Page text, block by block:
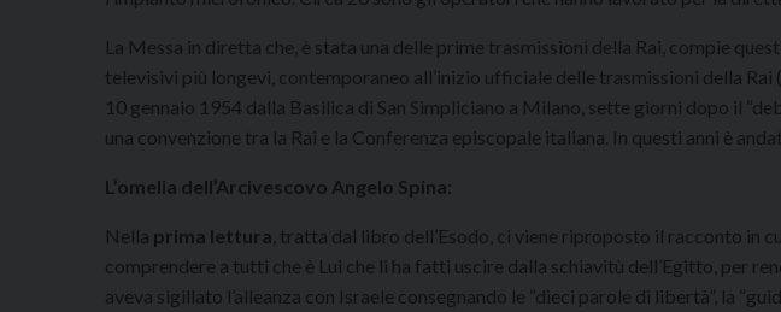
La Messa in diretta che, è stata una delle prime trasmissioni della Rai, compie
televisivi più longevi, contemporaneo all’inizio ufficiale delle trasmissioni della
10 gennaio 1954 dalla Basilica di San Simpliciano a Milano, sette giorni dopo il
una convenzione tra la Rai e la Conferenza episcopale italiana. In questi anni è
L’omelia dell’Arcivescovo Angelo Spina:
Nella prima lettura , tratta dal libro dell’Esodo, ci viene riproposto il racconto in
comprendere a tutti che è Lui che li ha fatti uscire dalla schiavitù dell’Egitto, per
aveva sigillato l’alleanza con Israele consegnando le “dieci parole di libertà”, la